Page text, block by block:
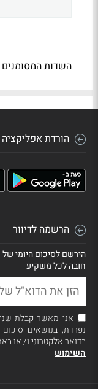
השדות המסומנים
הורדת אפליקציה
הרשמה לדיוור
הירשם לסיכום היומי של
חובה לכל משקיע
אני מאשר קבלת
נפרדת, בנושאים
בדואר אלקטרוני ו/ או
השימוש